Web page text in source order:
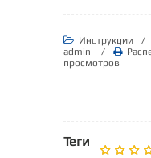
Инструкции /
admin
/
просмотров
Теги